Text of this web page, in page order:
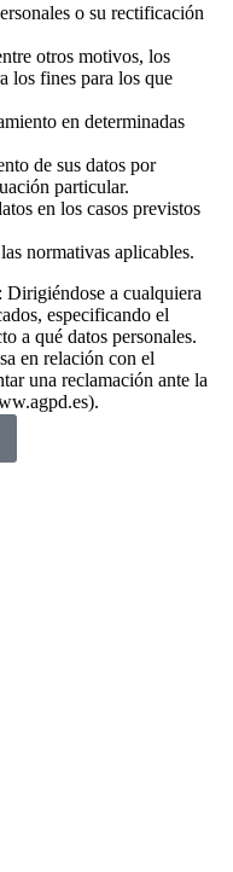
o su rectificación
otros motivos, los
los fines para los que
en determinadas
de sus datos por
particular.
en los casos previstos
normativas aplicables.
a cualquiera
especificando el
a qué datos personales.
en relación con el
una reclamación ante la